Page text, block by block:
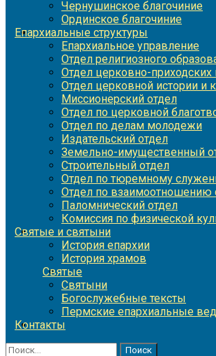
Чернушинское благочиние
Ординское благочиние
Епархиальные структуры
Епархиальное управление
Отдел религиозного
Отдел церковно-
Отдел церковной истории и
Миссионерский отдел
Отдел по церковной
Отдел по делам молодежи
Издательский отдел
Земельно-имущественный
Строительный отдел
Отдел по тюремному
Отдел по взаимоотношению
Паломнический отдел
Комиссия по физической
Святые и святыни
История епархии
История храмов
Святые
Святыни
Богослужебные тексты
Пермские епархиальные
Контакты
Найти: